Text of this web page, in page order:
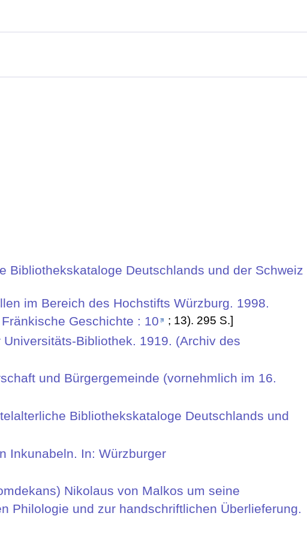
Bibliothekskataloge Deutschlands und der Schweiz
im Bereich des Hochstifts Würzburg. 1998.
Geschichte : 10 ; 13). 295 S.]
Bibliothek. 1919. (Archiv des
und Bürgergemeinde (vornehmlich im 16.
Bibliothekskataloge Deutschlands und
Inkunabeln. In: Würzburger
Nikolaus von Malkos um seine
Philologie und zur handschriftlichen Überlieferung.